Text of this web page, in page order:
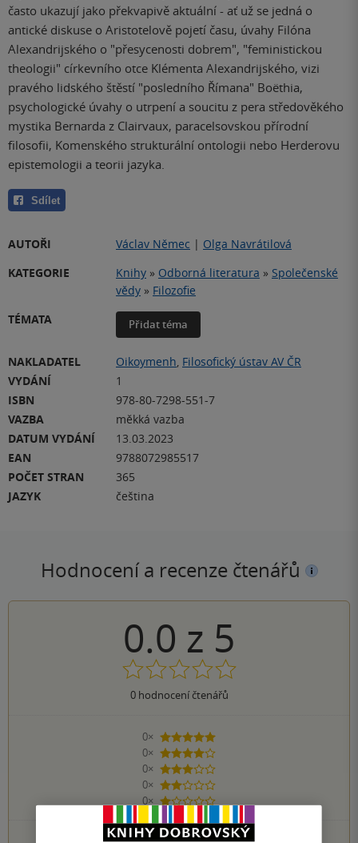
často ukazují jako překvapivě aktuální - ať už se jedná o
antické diskuse o Aristotelově pojetí času, úvahy Filóna
Alexandrijského o "přesycenosti dobrem", "feministickou
theologii" církevního otce Klémenta Alexandrijského, vizi
pravého lidského štěstí "posledního Římana" Boëthia,
psychologické úvahy o utrpení a soucitu z pera středověkého
mystika Bernarda z Clairvaux, paracelsovskou přírodní
filosofii, Komenského strukturální ontologii nebo Herderovu
epistemologii a teorii jazyka.
Sdílet
AUTOŘI Václav Němec | Olga Navrátilová
KATEGORIE
Knihy » Odborná literatura » Společenské
vědy » Filozofie
TÉMATA
Přidat téma
NAKLADATEL Oikoymenh Filosofický ústav AV ČR
VYDÁNÍ
1
ISBN
978-80-7298-551-7
VAZBA
měkká vazba
DATUM VYDÁNÍ
13.03.2023
EAN
9788072985517
POČET STRAN
365
JAZYK
čeština
Hodnocení a recenze čtenářů
0.0 z 5
0hodnocení čtenářů
0×
5 hvězdiček
0×
4 hvězdičky
0×
3 hvězdičky
0×
2 hvězdičky
0×
1 hvezdička